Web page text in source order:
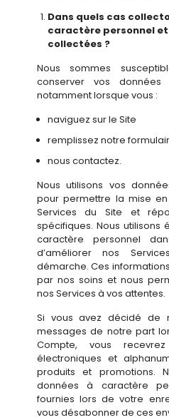
Dans quels cas
caractère personnel
collectées ?
Nous sommes
conserver vos
notamment lorsque vous :
naviguez sur le Site
remplissez notre
nous contactez.
Nous utilisons vos
pour permettre la mise
Services du Site et
spécifiques. Nous
caractère personnel
d’améliorer nos
démarche. Ces
par nos soins et nous
nos Services à vos attentes.
Si vous avez décidé de
messages de notre part
Compte, vous
électroniques et
produits et promotions.
données à caractère
fournies lors de votre
vous désabonner de ces